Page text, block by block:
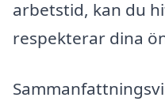
arbetstid, kan du
respekterar dina